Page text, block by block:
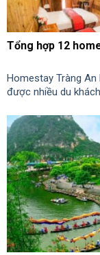
Tổng hợp 12
Homestay Tràng
được nhiều du